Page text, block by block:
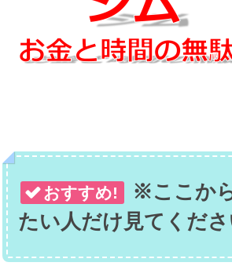
おすすめ!
※ここか
たい人だけ見てくださ